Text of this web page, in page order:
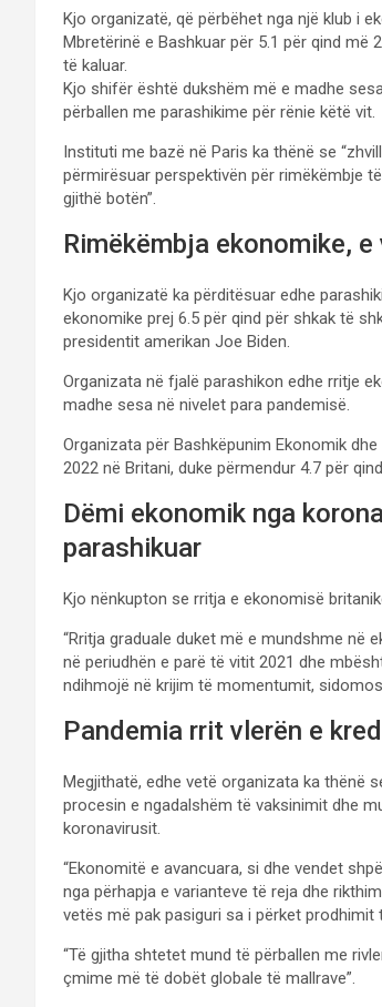
Kjo organizatë, që përbëhet nga një klub i
Mbretërinë e Bashkuar për 5.1 për qind
të kaluar.
Kjo shifër është dukshëm më e madhe
përballen me parashikime për rënie këtë vit.
Instituti me bazë në Paris ka thënë se
përmirësuar perspektivën për rimëkëmbje
gjithë botën”.
Rimëkëmbja ekonomike,
Kjo organizatë ka përditësuar edhe
ekonomike prej 6.5 për qind për shkak të
presidentit amerikan Joe Biden.
Organizata në fjalë parashikon edhe rritje
madhe sesa në nivelet para pandemisë.
Organizata për Bashkëpunim Ekonomik
2022 në Britani, duke përmendur 4.7 për
Dëmi ekonomik nga
parashikuar
Kjo nënkupton se rritja e ekonomisë
“Rritja graduale duket më e mundshme në
në periudhën e parë të vitit 2021 dhe
ndihmojë në krijim të momentumit,
Pandemia rrit vlerën e
Megjithatë, edhe vetë organizata ka thënë
procesin e ngadalshëm të vaksinimit dhe
koronavirusit.
“Ekonomitë e avancuara, si dhe vendet
nga përhapja e varianteve të reja dhe
vetës më pak pasiguri sa i përket prodhimit
“Të gjitha shtetet mund të përballen me
çmime më të dobët globale të mallrave”.